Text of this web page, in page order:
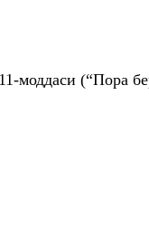
моддаси (“Пора